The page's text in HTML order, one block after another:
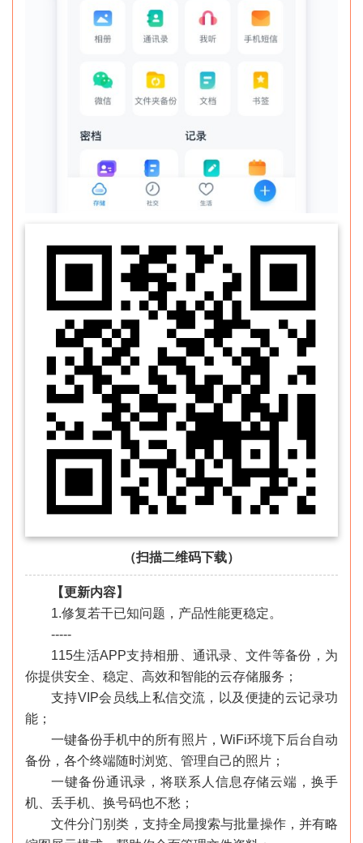
（扫描二维码下载）
【更新内容】
1.修复若干已知问题，产品性能更稳定。
-----
115生活APP支持相册、通讯录、文件等备份，为
你提供安全、稳定、高效和智能的云存储服务；
支持VIP会员线上私信交流，以及便捷的云记录功
能；
一键备份手机中的所有照片，WiFi环境下后台自动
备份，各个终端随时浏览、管理自己的照片；
一键备份通讯录，将联系人信息存储云端，换手
机、丢手机、换号码也不愁；
文件分门别类，支持全局搜索与批量操作，并有略